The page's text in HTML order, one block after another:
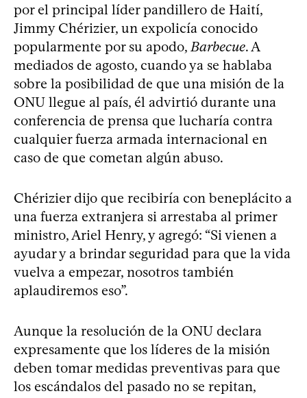
por el principal líder pandillero de Haití,
Jimmy Chérizier, un expolicía conocido
popularmente por su apodo, Barbecue. A
mediados de agosto, cuando ya se hablaba
sobre la posibilidad de que una misión de la
ONU llegue al país, él advirtió durante una
conferencia de prensa que lucharía contra
cualquier fuerza armada internacional en
caso de que cometan algún abuso.
Chérizier dijo que recibiría con beneplácito a
una fuerza extranjera si arrestaba al primer
ministro, Ariel Henry, y agregó: “Si vienen a
ayudar y a brindar seguridad para que la vida
vuelva a empezar, nosotros también
aplaudiremos eso”.
Aunque la resolución de la ONU declara
expresamente que los líderes de la misión
deben tomar medidas preventivas para que
los escándalos del pasado no se repitan,